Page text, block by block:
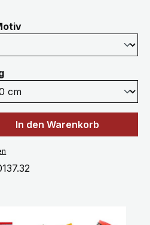
auswählen
auswählen
Gib den
In den Warenkorb